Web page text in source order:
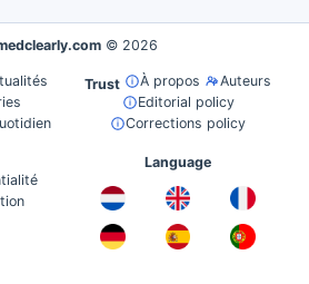
© 2026
Trust À propos
Auteurs
Editorial policy
Corrections policy
Language